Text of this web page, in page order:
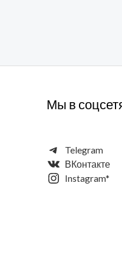
Мы в
Telegram
ВКонтакте
Instagram*